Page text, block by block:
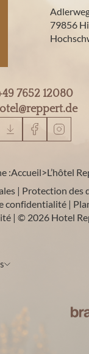
79856
7652 12080
reppert.de
:Accueil>L’hôtel
| Protection des
confidentialité |
| © 2026 Hotel